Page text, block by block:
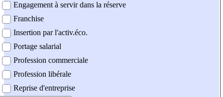
Engagement à servir dans la réserve
Franchise
Insertion par l'activ.éco.
Portage salarial
Profession commerciale
Profession libérale
Reprise d'entreprise